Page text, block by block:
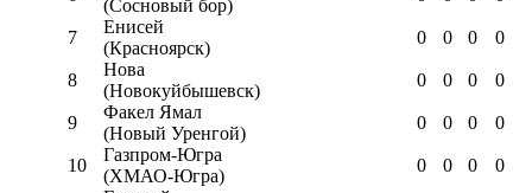
(Сосновый бор)
7
Енисей
(Красноярск)
0 0 0 0
8
Нова
(Новокуйбышевск)
0 0 0 0
9
Факел Ямал
(Новый Уренгой)
0 0 0 0
10
Газпром-Югра
(ХМАО-Югра)
0 0 0 0